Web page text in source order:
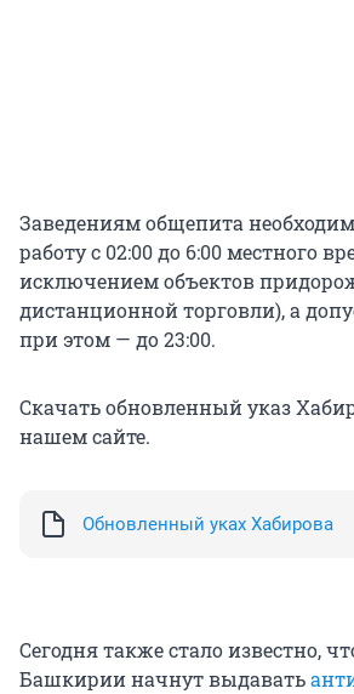
Заведениям общепита
работу с 02:00 до 6:00 местного
исключением объектов
дистанционной торговли), а
при этом — до 23:00.
Скачать обновленный указ
нашем сайте.
Обновленный уках Хабирова
Сегодня также стало известно,
Башкирии начнут выдавать